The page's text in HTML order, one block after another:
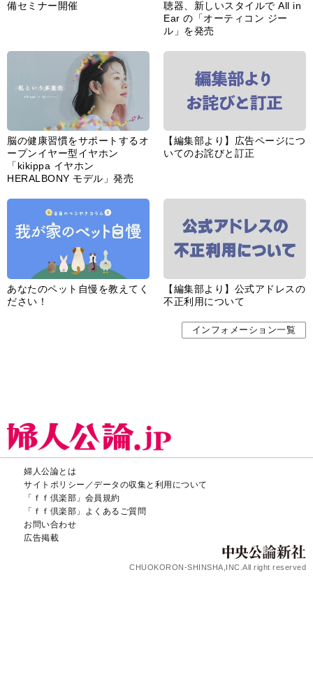
備セミナー開催
聴器、新しいスタイルで All in
Ear の「オーティコン ジー
ル」を発売
脳の健康習慣をサポートするオ
ープンイヤー型イヤホン
「kikippa イヤホン
HERALBONY モデル」発売
【編集部より】広告ページにつ
いてのお詫びと訂正
あなたのペット自慢を教えてく
ださい！
【編集部より】公式アドレスの
不正利用について
インフォメーション一覧
婦人公論とは
サイトポリシー／データの収集と利用について
「ｆｆ倶楽部」会員規約
「ｆｆ倶楽部」よくあるご質問
お問い合わせ
広告掲載
CHUOKORON-SHINSHA,INC.All right reserved